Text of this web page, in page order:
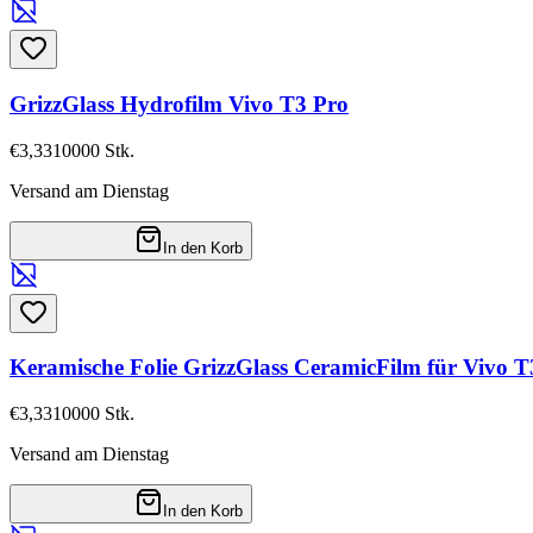
GrizzGlass Hydrofilm Vivo T3 Pro
€3,3310000 Stk.
Versand am Dienstag
In den Korb
Keramische Folie GrizzGlass CeramicFilm für Vivo
€3,3310000 Stk.
Versand am Dienstag
In den Korb